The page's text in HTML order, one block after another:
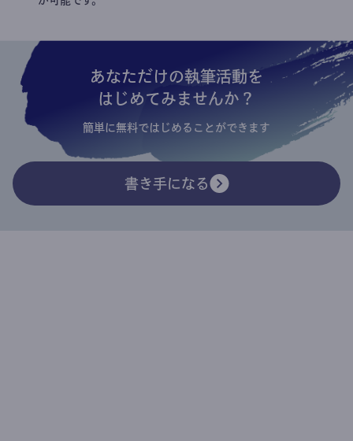
あなただけの執筆活動を
はじめてみませんか？
簡単に無料ではじめることができます
書き手になる